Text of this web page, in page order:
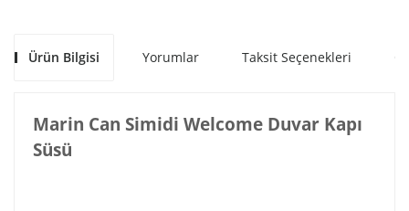
Ürün Bilgisi Yorumlar Taksit Seçenekleri
Marin Can Simidi Welcome Duvar Kapı
Süsü